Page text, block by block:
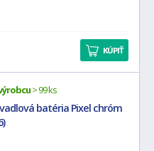
KÚPIŤ
> 99 ks
batéria Pixel chróm